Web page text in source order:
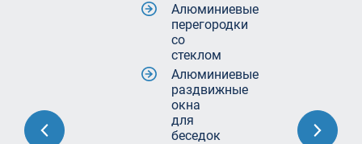
Алюминиевые
перегородки
со
стеклом
Алюминиевые
раздвижные
окна
для
беседок